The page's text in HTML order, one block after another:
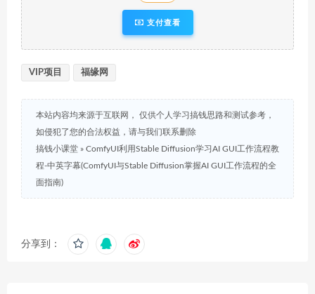
支付查看
VIP项目 福缘网
本站内容均来源于互联网， 仅供个人学习搞钱思路和测试参考，
如侵犯了您的合法权益，请与我们联系删除
搞钱小课堂 » ComfyUI利用Stable Diffusion学习AI GUI工作流程教
程-中英字幕(ComfyUI与Stable Diffusion掌握AI GUI工作流程的全
面指南)
分享到：